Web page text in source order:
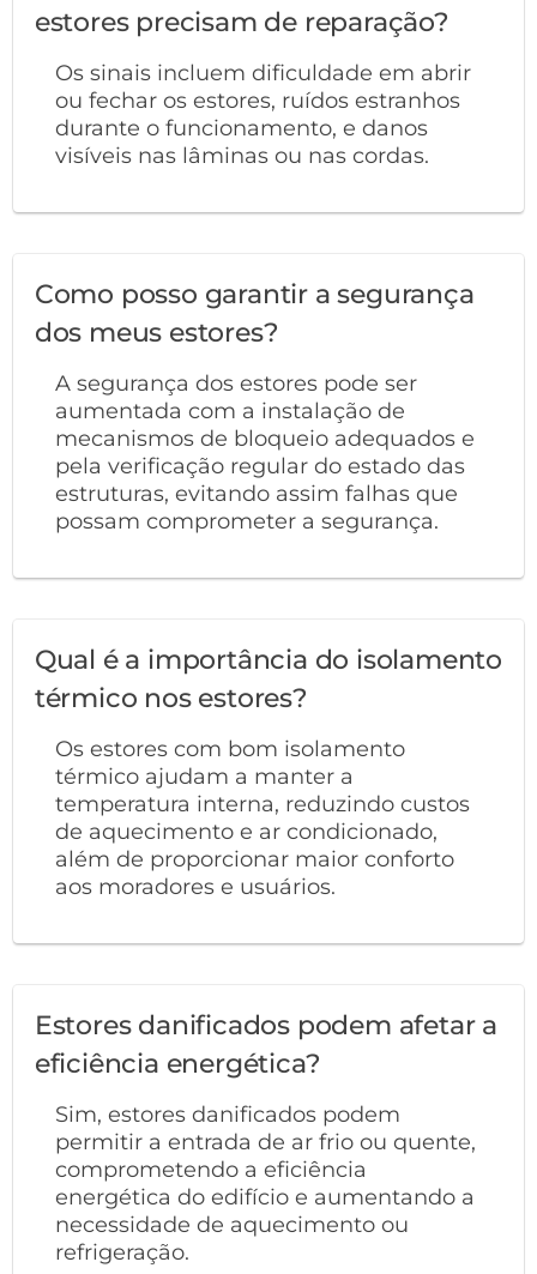
estores precisam de reparação?
Os sinais incluem dificuldade em abrir
ou fechar os estores, ruídos estranhos
durante o funcionamento, e danos
visíveis nas lâminas ou nas cordas.
Como posso garantir a segurança
dos meus estores?
A segurança dos estores pode ser
aumentada com a instalação de
mecanismos de bloqueio adequados e
pela verificação regular do estado das
estruturas, evitando assim falhas que
possam comprometer a segurança.
Qual é a importância do isolamento
térmico nos estores?
Os estores com bom isolamento
térmico ajudam a manter a
temperatura interna, reduzindo custos
de aquecimento e ar condicionado,
além de proporcionar maior conforto
aos moradores e usuários.
Estores danificados podem afetar a
eficiência energética?
Sim, estores danificados podem
permitir a entrada de ar frio ou quente,
comprometendo a eficiência
energética do edifício e aumentando a
necessidade de aquecimento ou
refrigeração.